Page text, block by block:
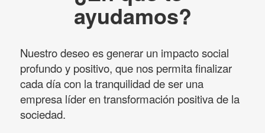
ayudamos?
Nuestro deseo es generar un impacto social
profundo y positivo, que nos permita finalizar
cada día con la tranquilidad de ser una
empresa líder en transformación positiva de la
sociedad.